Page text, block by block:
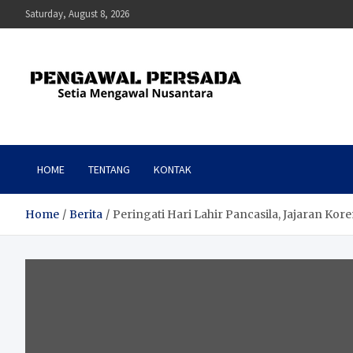
to
Saturday, August 8, 2026
Pengawal Persada
HOME TENTANG KONTAK
Home Berita Peringati Hari Lahir Pancasila, Jajaran